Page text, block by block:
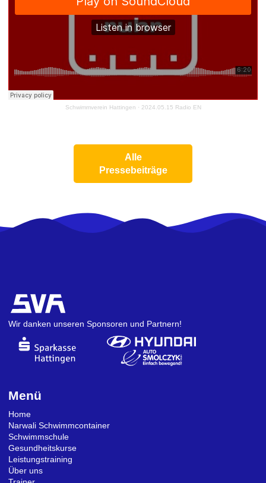
Schwimmverein Hattingen · 2024.05.15 Radio EN
Alle
Pressebeiträge
Wir danken unseren Sponsoren und Partnern!
Menü
Home
Narwali Schwimmcontainer
Schwimmschule
Gesundheitskurse
Leistungstraining
Über uns